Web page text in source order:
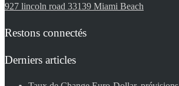
927 lincoln road 33139 Miami Beach
Restons connectés
Derniers articles